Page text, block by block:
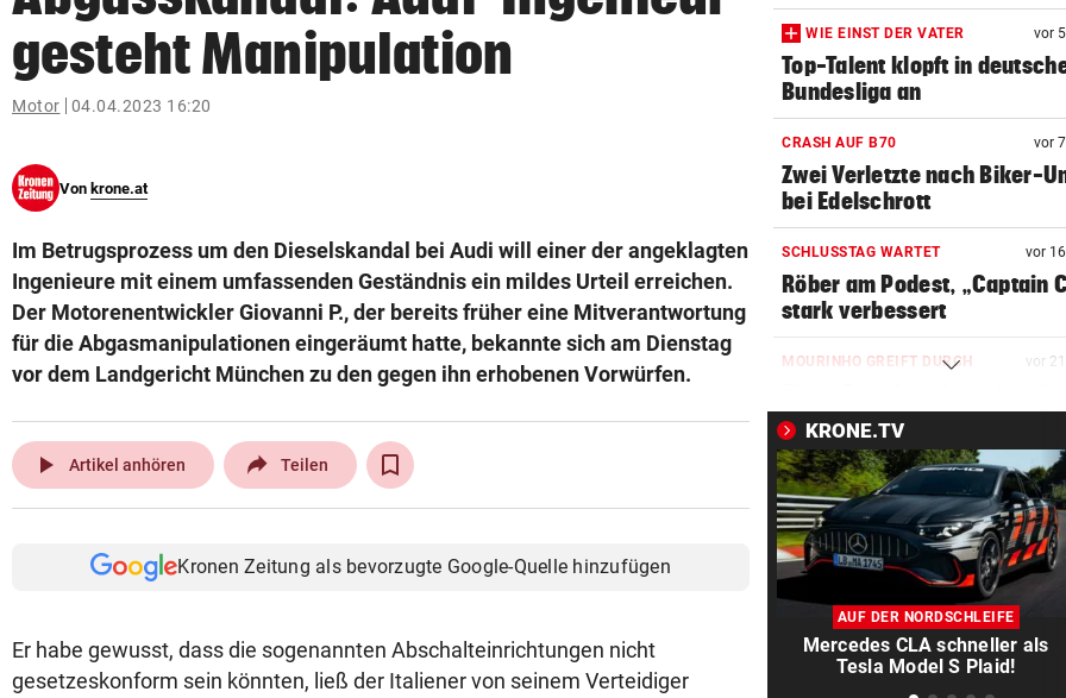
bookmark Merkliste
search
Suchbegriff
© Krone Multimedia GmbH & Co KG 2026
Muthgasse 2, 1190 Wien
gesteht Manipulation
Motor 04.04.2023 16:20
Von krone.at
Im Betrugsprozess um den Dieselskandal bei Audi will einer der angeklagten
Ingenieure mit einem umfassenden Geständnis ein mildes Urteil erreichen.
Der Motorenentwickler Giovanni P., der bereits früher eine Mitverantwortung
für die Abgasmanipulationen eingeräumt hatte, bekannte sich am Dienstag
vor dem Landgericht München zu den gegen ihn erhobenen Vorwürfen.
play_arrow Artikel anhören Teilen
Kronen Zeitung als bevorzugte Google-Quelle hinzufügen
Er habe gewusst, dass die sogenannten Abschalteinrichtungen nicht
gesetzeskonform sein könnten, ließ der Italiener von seinem Verteidiger
WIE EINST DER VATER vor
Top-Talent klopft in
Bundesliga an
CRASH AUF B70 vor
Zwei Verletzte nach Biker-
bei Edelschrott
SCHLUSSTAG WARTET vor
Röber am Podest, „Captain
stark verbessert
MOURINHO GREIFT DURCH vor
die Real-Spieler
UM WESTEN ZU SPALTEN vor
US-Geheimdienste: Putin
NATO-Land angreifen
ABSCHIED AUS LANDTAG vor
Nummer Zwei der NEOS kehrt
Politik den Rücken
KRONE.TV
AUF DER NORDSCHLEIFE
Mercedes CLA schneller als
Tesla Model S Plaid!